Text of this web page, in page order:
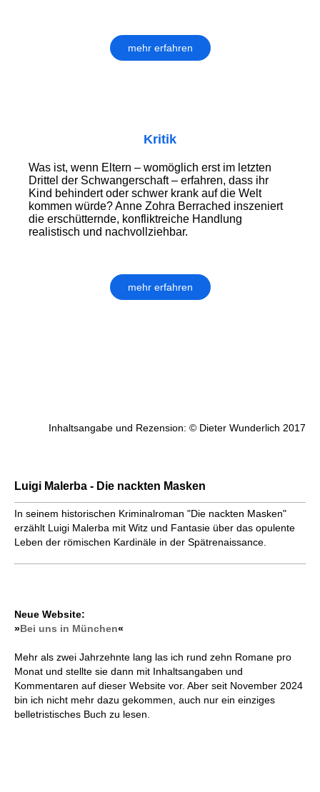
mehr erfahren
Kritik
Was ist, wenn Eltern – womöglich erst im letzten
Drittel der Schwan­ger­schaft – erfahren, dass ihr
Kind behindert oder schwer krank auf die Welt
kommen würde? Anne Zohra Berrached inszeniert
die er­schüt­tern­de, konfliktreiche Handlung
realistisch und nachvollziehbar.
mehr erfahren
Inhaltsangabe und Rezension: © Dieter Wunderlich 2017
Luigi Malerba - Die nackten Masken
In seinem historischen Kriminalroman "Die nackten Masken"
erzählt Luigi Malerba mit Witz und Fantasie über das opulente
Leben der römischen Kardinäle in der Spätrenaissance.
Neue Website:
»Bei uns in München«
Mehr als zwei Jahrzehnte lang las ich rund zehn Romane pro
Monat und stellte sie dann mit Inhaltsangaben und
Kommentaren auf dieser Website vor. Aber seit November 2024
bin ich nicht mehr dazu gekommen, auch nur ein einziges
belletristisches Buch zu lesen.